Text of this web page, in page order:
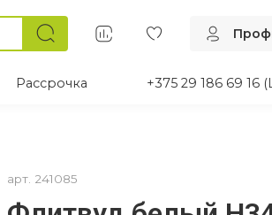
Рассрочка +375 29 186 69
арт. 241085